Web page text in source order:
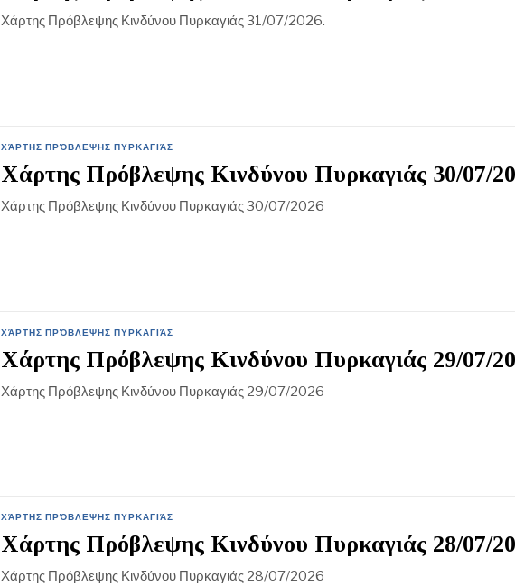
Χάρτης Πρόβλεψης Κινδύνου Πυρκαγιάς 31/07/2026.
ΧΆΡΤΗΣ ΠΡΌΒΛΕΨΗΣ ΠΥΡΚΑΓΙΆΣ
Χάρτης Πρόβλεψης Κινδύνου Πυρκαγιάς 30/07/
Χάρτης Πρόβλεψης Κινδύνου Πυρκαγιάς 30/07/2026
ΧΆΡΤΗΣ ΠΡΌΒΛΕΨΗΣ ΠΥΡΚΑΓΙΆΣ
Χάρτης Πρόβλεψης Κινδύνου Πυρκαγιάς 29/07/
Χάρτης Πρόβλεψης Κινδύνου Πυρκαγιάς 29/07/2026
ΧΆΡΤΗΣ ΠΡΌΒΛΕΨΗΣ ΠΥΡΚΑΓΙΆΣ
Χάρτης Πρόβλεψης Κινδύνου Πυρκαγιάς 28/07/
Χάρτης Πρόβλεψης Κινδύνου Πυρκαγιάς 28/07/2026